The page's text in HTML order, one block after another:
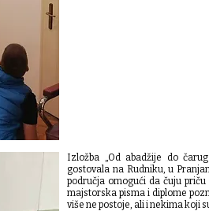
Izložba „Od abadžije do
gostovala na Rudniku, u
područja omogući da čuju
majstorska pisma i diplome
više ne postoje, ali i nekima koji